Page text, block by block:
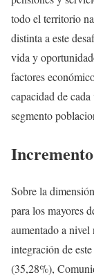
todo el territorio
distinta a este
vida y
factores
capacidad de
segmento
Sobre la
para los mayores
aumentado a
integración de
(35,28%),